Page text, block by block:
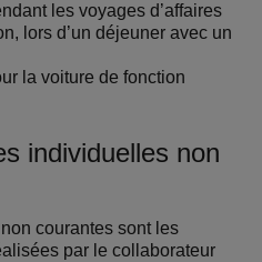
les voyages d’affaires
lors d’un déjeuner avec un
la voiture de fonction
individuelles non
courantes sont les
par le collaborateur